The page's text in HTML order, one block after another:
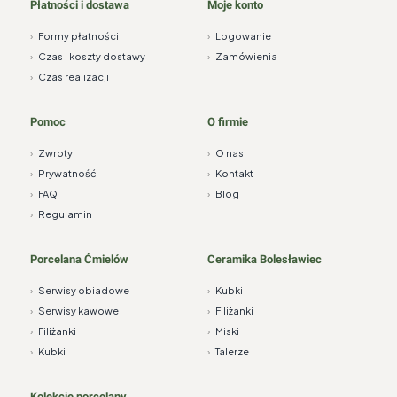
Płatności i dostawa
› Formy płatności
› Czas i koszty dostawy
› Czas realizacji
Moje konto
› Logowanie
› Zamówienia
Pomoc
› Zwroty
› Prywatność
› FAQ
› Regulamin
O firmie
› O nas
› Kontakt
› Blog
Porcelana Ćmielów
› Serwisy obiadowe
› Serwisy kawowe
› Filiżanki
› Kubki
Ceramika Bolesławiec
› Kubki
› Filiżanki
› Miski
› Talerze